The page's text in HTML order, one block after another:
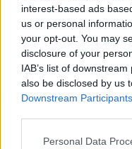
interest-based ads
us or personal
your opt-out. You may
disclosure of your
IAB’s list of
also be disclosed by us
Downstream Participants
Please note that this
Personal Data